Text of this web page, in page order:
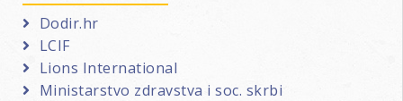
Dodir.hr
LCIF
Lions International
Ministarstvo zdravstva i soc. skrbi